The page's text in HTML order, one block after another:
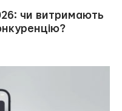
чи витримають